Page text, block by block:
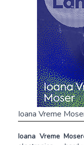
Ioana Vreme
Ioana Vreme Moser